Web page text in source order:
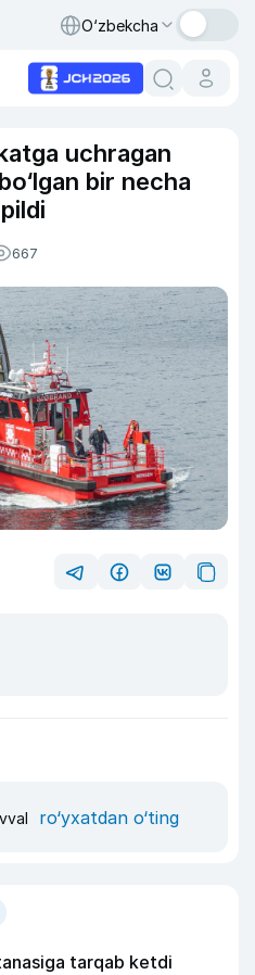
O‘zbekcha
uchragan
bir necha
667
ro‘yxatdan o‘ting
tarqab ketdi